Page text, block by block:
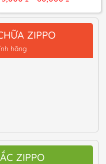
từ
5,000 ₫
ZIPPO
hãng
ZIPPO